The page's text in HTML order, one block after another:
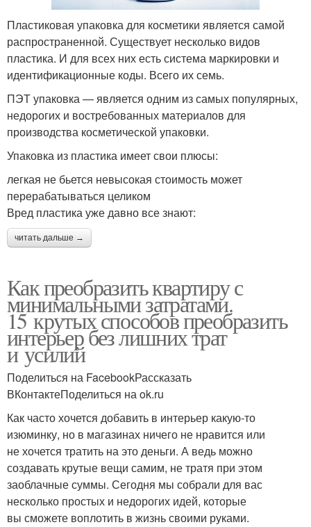
Пластиковая упаковка для косметики является самой
распространенной. Существует несколько видов
пластика. И для всех них есть система маркировки и
идентификационные коды. Всего их семь.
ПЭТ упаковка — является одним из самых популярных,
недорогих и востребованных материалов для
производства косметической упаковки.
Упаковка из пластика имеет свои плюсы:
легкая не бьется невысокая стоимость может
перерабатываться целиком
Вред пластика уже давно все знают:
читать дальше →
Как преобразить квартиру с
минимальными затратами.
15 крутых способов преобразить
интерьер без лишних трат
и усилий
Поделиться на FacebookРассказать
ВКонтактеПоделиться на ok.ru
Как часто хочется добавить в интерьер какую-то
изюминку, но в магазинах ничего не нравится или
не хочется тратить на это деньги. А ведь можно
создавать крутые вещи самим, не тратя при этом
заоблачные суммы. Сегодня мы собрали для вас
несколько простых и недорогих идей, которые
вы сможете воплотить в жизнь своими руками.